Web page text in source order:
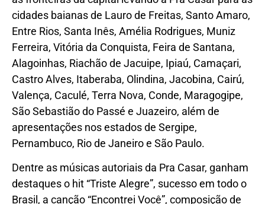
cidades baianas de Lauro de Freitas, Santo Amaro,
Entre Rios, Santa Inês, Amélia Rodrigues, Muniz
Ferreira, Vitória da Conquista, Feira de Santana,
Alagoinhas, Riachão de Jacuipe, Ipiaú, Camaçari,
Castro Alves, Itaberaba, Olindina, Jacobina, Cairú,
Valença, Caculé, Terra Nova, Conde, Maragogipe,
São Sebastião do Passé e Juazeiro, além de
apresentações nos estados de Sergipe,
Pernambuco, Rio de Janeiro e São Paulo.
Dentre as músicas autoriais da Pra Casar, ganham
destaques o hit “Triste Alegre”, sucesso em todo o
Brasil, a canção “Encontrei Você”, composição de